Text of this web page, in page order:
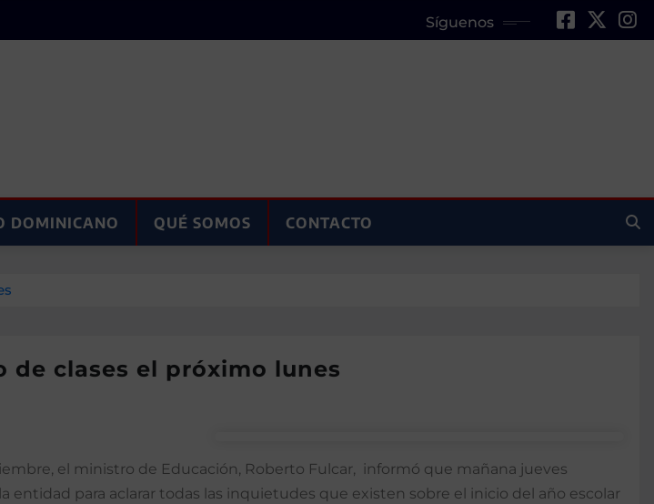
Síguenos
DOMINICANO QUÉ SOMOS CONTACTO
de clases el próximo lunes
el ministro de Educación, Roberto Fulcar, informó que mañana jueves
para aclarar todas las inquietudes que existen sobre el inicio del año escolar